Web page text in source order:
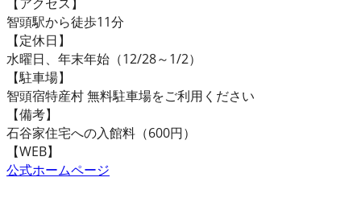
智頭駅から徒歩11分
【定休日】
水曜日、年末年始（12/28～1/2）
【駐車場】
智頭宿特産村 無料駐車場をご利用ください
【備考】
石谷家住宅への入館料（600円）
【WEB】
公式ホームページ